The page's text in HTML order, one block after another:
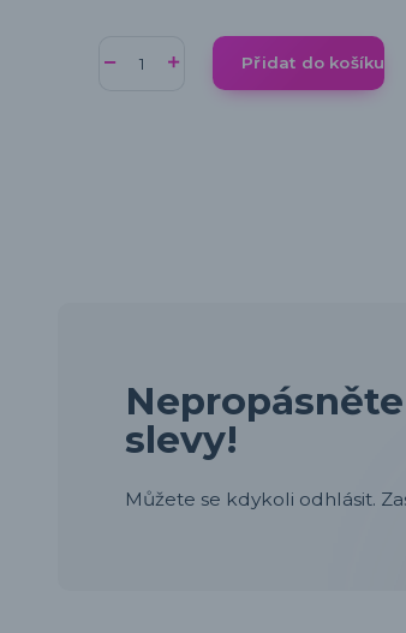
Přidat do košíku
slevy!
Můžete se kdykoli odhlásit.